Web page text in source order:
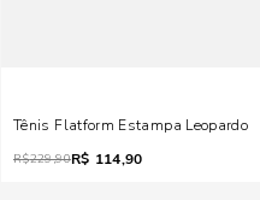
Tênis Flatform Estampa Leopardo
R$229,90R$ 114,90